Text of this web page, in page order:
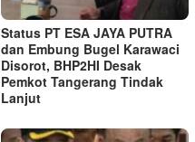
Status PT ESA JAYA PUTRA
dan Embung Bugel Karawaci
Disorot, BHP2HI Desak
Pemkot Tangerang Tindak
Lanjut